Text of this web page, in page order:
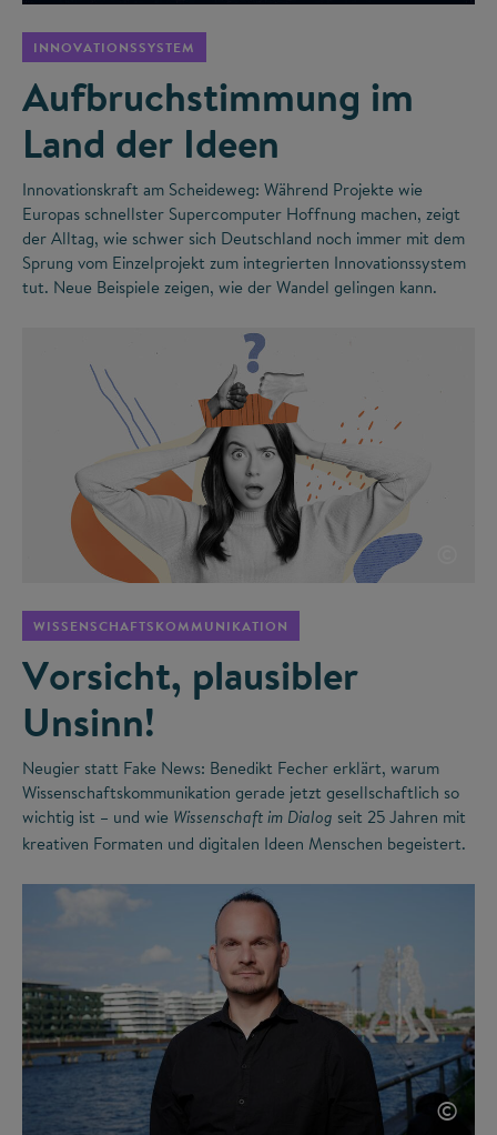
INNOVATIONSSYSTEM
Aufbruchstimmung im
Land der Ideen
Innovationskraft am Scheideweg: Während Projekte wie
Europas schnellster Supercomputer Hoffnung machen, zeigt
der Alltag, wie schwer sich Deutschland noch immer mit dem
Sprung vom Einzelprojekt zum integrierten Innovationssystem
tut. Neue Beispiele zeigen, wie der Wandel gelingen kann.
WISSENSCHAFTSKOMMUNIKATION
Vorsicht, plausibler
Unsinn!
Neugier statt Fake News: Benedikt Fecher erklärt, warum
Wissenschaftskommunikation gerade jetzt gesellschaftlich so
wichtig ist – und wie Wissenschaft im Dialog seit 25 Jahren mit
kreativen Formaten und digitalen Ideen Menschen begeistert.
©